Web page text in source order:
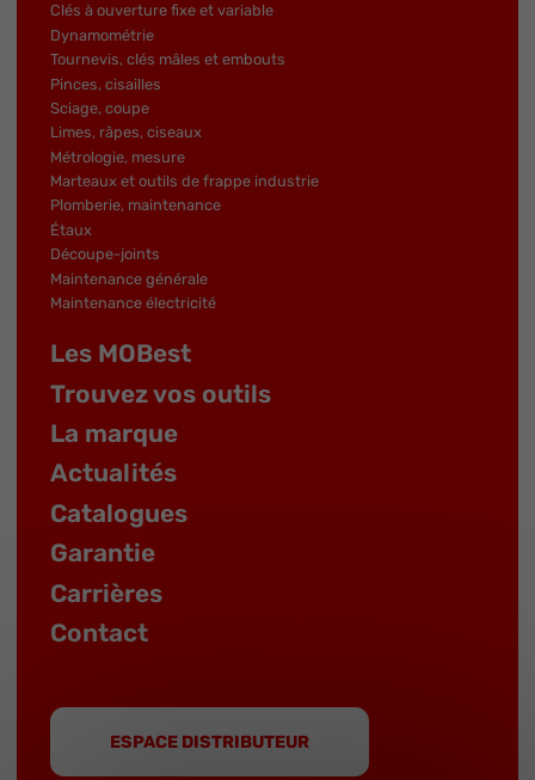
Clés à ouverture fixe et variable
Dynamométrie
Tournevis, clés mâles et embouts
Pinces, cisailles
Sciage, coupe
Limes, râpes, ciseaux
Métrologie, mesure
Marteaux et outils de frappe industrie
Plomberie, maintenance
Étaux
Découpe-joints
Maintenance générale
Maintenance électricité
Les MOBest
Trouvez vos outils
La marque
Actualités
Catalogues
Garantie
Carrières
Contact
ESPACE DISTRIBUTEUR